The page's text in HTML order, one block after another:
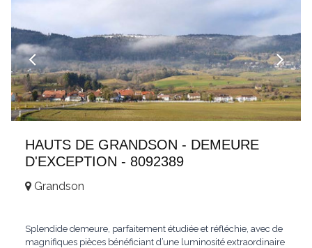
HAUTS DE GRANDSON - DEMEURE
D'EXCEPTION - 8092389
Grandson
Splendide demeure, parfaitement étudiée et réfléchie, avec de
magnifiques pièces bénéficiant d’une luminosité extraordinaire